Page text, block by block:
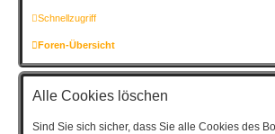
Schnellzugriff
Foren-Übersicht
Alle Cookies löschen
Sind Sie sich sicher, dass Sie alle Cookies des